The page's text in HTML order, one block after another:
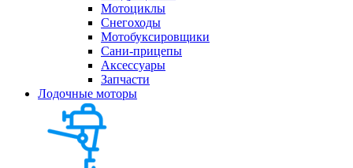
Мотоциклы
Снегоходы
Мотобуксировщики
Сани-прицепы
Аксессуары
Запчасти
Лодочные моторы